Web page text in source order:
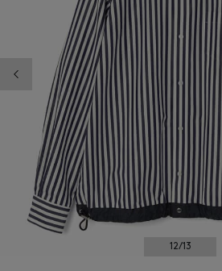
12/13